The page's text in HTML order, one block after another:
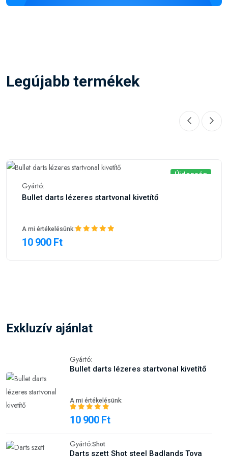
Legújabb termékek
Újdonság
Gyártó:
Bullet darts lézeres startvonal kivetítő
A mi értékelésünk:
10 900 Ft
Exkluzív ajánlat
Gyártó:
Bullet darts lézeres startvonal kivetítő
A mi értékelésünk:
10 900 Ft
Gyártó:Shot
Darts szett Shot steel Badlands Tova